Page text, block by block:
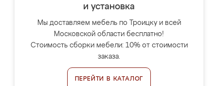
и установка
Мы доставляем мебель по Троицку и всей
Московской области бесплатно!
Стоимость сборки мебели: 10% от стоимости
заказа.
ПЕРЕЙТИ В КАТАЛОГ